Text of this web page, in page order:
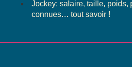
Jockey: salaire, taille, poids,
connues… tout savoir !